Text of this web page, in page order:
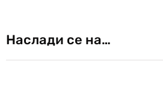
Наслади се на…